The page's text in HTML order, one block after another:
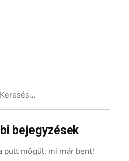
bejegyzések
pult mögül: mi már bent!